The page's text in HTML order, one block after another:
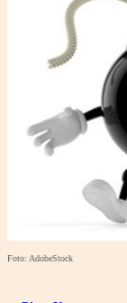
Foto: AdobeStock